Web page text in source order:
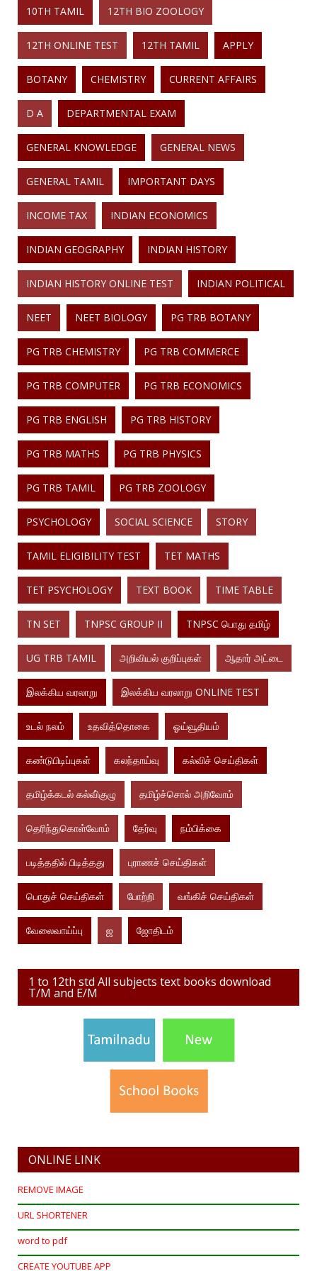
10TH TAMIL 12TH BIO ZOOLOGY
12TH ONLINE TEST 12TH TAMIL APPLY
BOTANY CHEMISTRY CURRENT AFFAIRS
D A DEPARTMENTAL EXAM
GENERAL KNOWLEDGE GENERAL NEWS
GENERAL TAMIL IMPORTANT DAYS
INCOME TAX INDIAN ECONOMICS
INDIAN GEOGRAPHY INDIAN HISTORY
INDIAN HISTORY ONLINE TEST INDIAN POLITICAL
NEET NEET BIOLOGY PG TRB BOTANY
PG TRB CHEMISTRY PG TRB COMMERCE
PG TRB COMPUTER PG TRB ECONOMICS
PG TRB ENGLISH PG TRB HISTORY
PG TRB MATHS PG TRB PHYSICS
PG TRB TAMIL PG TRB ZOOLOGY
PSYCHOLOGY SOCIAL SCIENCE STORY
TAMIL ELIGIBILITY TEST TET MATHS
TET PSYCHOLOGY TEXT BOOK TIME TABLE
TN SET TNPSC GROUP II TNPSC பொது தமிழ்
UG TRB TAMIL அறிவியல் குறிப்புகள் ஆதார் அட்டை
இலக்கிய வரலாறு இலக்கிய வரலாறு ONLINE TEST
உடல் நலம் உதவித்தொகை ஓய்வூதியம்
கண்டுபிடிப்புகள் கலந்தாய்வு கல்விச் செய்திகள்
தமிழ்க்கடல் கல்வி்குழு தமிழ்ச்சொல் அறிவோம்
தெரிந்துகொள்வோம் தேர்வு நம்பிக்கை
படித்ததில் பிடித்தது புராணச் செய்திகள்
பொதுச் செய்திகள் போற்றி வங்கிச் செய்திகள்
வேலைவாய்ப்பு ஜ ஜோதிடம்
1 to 12th std All subjects text books download
T/M and E/M
ONLINE LINK
REMOVE IMAGE
URL SHORTENER
word to pdf
CREATE YOUTUBE APP